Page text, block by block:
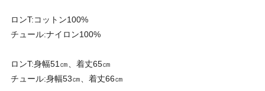
ロンT:コットン100%
チュール:ナイロン100%
ロンT:身幅51㎝、着丈65㎝
チュール:身幅53㎝、着丈66㎝